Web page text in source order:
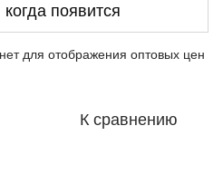
появится
для отображения оптовых цен
К сравнению